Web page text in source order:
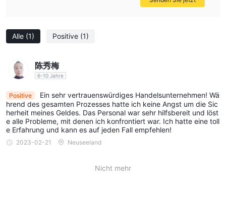
Alle (1) Positive (1)
陈秀梅
6-10 Jahre
Positive
Ein sehr vertrauenswürdiges Handelsunternehmen! Wä
hrend des gesamten Prozesses hatte ich keine Angst um die Sic
herheit meines Geldes. Das Personal war sehr hilfsbereit und löst
e alle Probleme, mit denen ich konfrontiert war. Ich hatte eine toll
e Erfahrung und kann es auf jeden Fall empfehlen!
2023-02-21 Neuseeland
Nicht mehr